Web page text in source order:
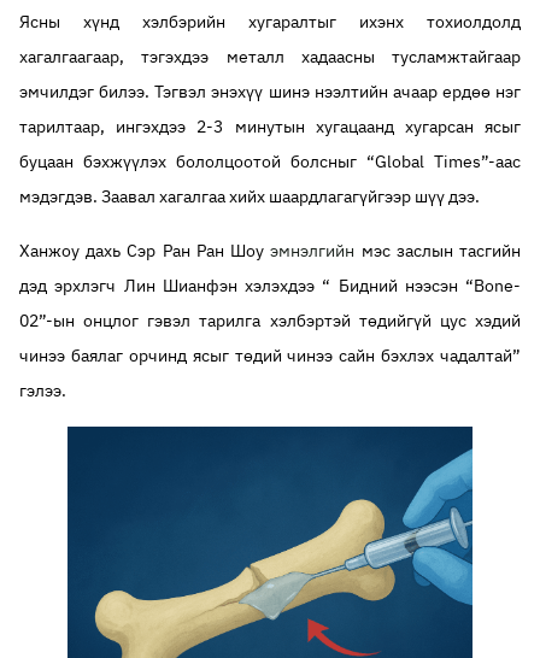
Ясны хүнд хэлбэрийн хугаралтыг ихэнх тохиолдолд
хагалгаагаар, тэгэхдээ металл хадаасны тусламжтайгаар
эмчилдэг билээ. Тэгвэл энэхүү шинэ нээлтийн ачаар ердөө нэг
тарилтаар, ингэхдээ 2-3 минутын хугацаанд хугарсан ясыг
буцаан бэхжүүлэх бололцоотой болсныг “Global Times”-аас
мэдэгдэв. Заавал хагалгаа хийх шаардлагагүйгээр шүү дээ.
Ханжоу дахь Сэр Ран Ран Шоуэмнэлгийн мэс заслын тасгийн
дэд эрхлэгч Лин Шианфэн хэлэхдээ “ Бидний нээсэн “Bone-
02”-ын онцлог гэвэл тарилга хэлбэртэй төдийгүй цус хэдий
чинээ баялаг орчинд ясыг төдий чинээ сайн бэхлэх чадалтай”
гэлээ.